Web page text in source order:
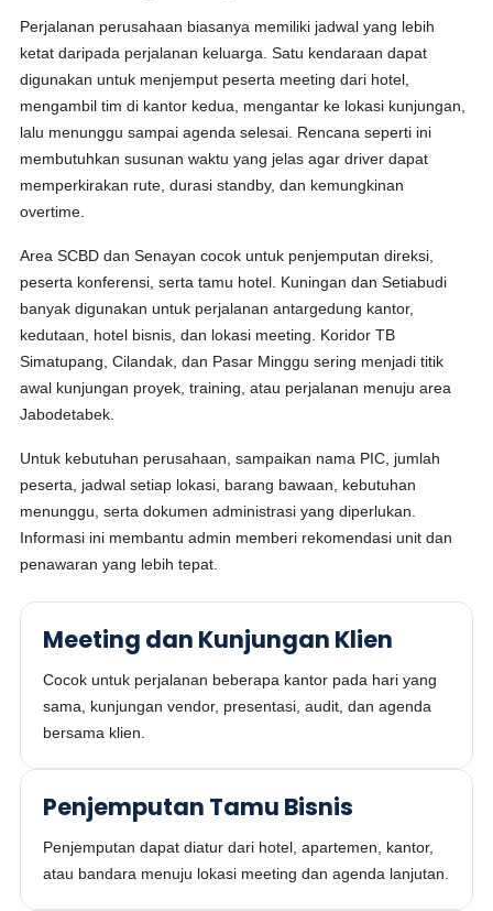
Perjalanan perusahaan biasanya memiliki jadwal yang lebih
ketat daripada perjalanan keluarga. Satu kendaraan dapat
digunakan untuk menjemput peserta meeting dari hotel,
mengambil tim di kantor kedua, mengantar ke lokasi kunjungan,
lalu menunggu sampai agenda selesai. Rencana seperti ini
membutuhkan susunan waktu yang jelas agar driver dapat
memperkirakan rute, durasi standby, dan kemungkinan
overtime.
Area SCBD dan Senayan cocok untuk penjemputan direksi,
peserta konferensi, serta tamu hotel. Kuningan dan Setiabudi
banyak digunakan untuk perjalanan antargedung kantor,
kedutaan, hotel bisnis, dan lokasi meeting. Koridor TB
Simatupang, Cilandak, dan Pasar Minggu sering menjadi titik
awal kunjungan proyek, training, atau perjalanan menuju area
Jabodetabek.
Untuk kebutuhan perusahaan, sampaikan nama PIC, jumlah
peserta, jadwal setiap lokasi, barang bawaan, kebutuhan
menunggu, serta dokumen administrasi yang diperlukan.
Informasi ini membantu admin memberi rekomendasi unit dan
penawaran yang lebih tepat.
Meeting dan Kunjungan Klien
Cocok untuk perjalanan beberapa kantor pada hari yang
sama, kunjungan vendor, presentasi, audit, dan agenda
bersama klien.
Penjemputan Tamu Bisnis
Penjemputan dapat diatur dari hotel, apartemen, kantor,
atau bandara menuju lokasi meeting dan agenda lanjutan.